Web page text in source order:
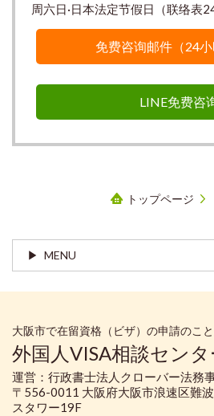
周六日·日本法定节假日（联络表
免费咨询邮件（24小
LINE免费咨
トップページ
MENU
大阪市で在留資格（ビザ）の申請のこ
外国人VISA相談センタ
運営：行政書士法人クローバー法務
〒556-0011 大阪府大阪市浪速区難
スタワー19F